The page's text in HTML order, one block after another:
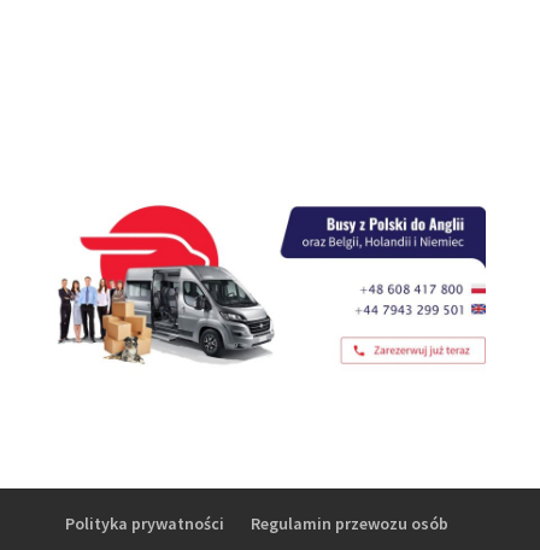
Polityka prywatności
Regulamin przewozu osób